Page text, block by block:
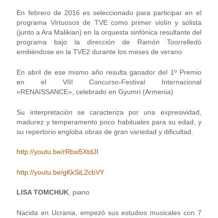
En febrero de 2016 es seleccionado para participar en el
programa Virtuosos de TVE como primer violín y solista
(junto a Ara Malikian) en la orquesta sinfónica resultante del
programa bajo la dirección de Ramón Toorrelledó
emitiéndose en la TVE2 durante los meses de verano
En abril de ese mismo año resulta ganador del 1º Premio
en el VIII Concurso-Festival Internacional
«RENAISSANCE», celebrado en Gyumri (Armenia)
Su interpretación se caracteriza por una expresividad,
madurez y temperamento poco habituales para su edad, y
su repertorio engloba obras de gran variedad y dificultad.
http://youtu.be/rRbxi5XtdJI
http://youtu.be/gKkSiL2cbVY
LISA TOMCHUK, piano
Nacida en Ucrania, empezó sus estudios musicales con 7